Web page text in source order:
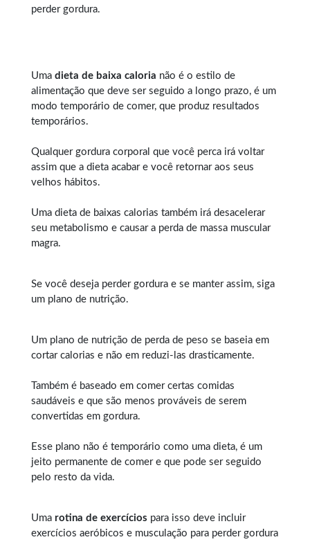
perder gordura.
Uma dieta de baixa caloria não é o estilo de
alimentação que deve ser seguido a longo prazo, é um
modo temporário de comer, que produz resultados
temporários.
Qualquer gordura corporal que você perca irá voltar
assim que a dieta acabar e você retornar aos seus
velhos hábitos.
Uma dieta de baixas calorias também irá desacelerar
seu metabolismo e causar a perda de massa muscular
magra.
Se você deseja perder gordura e se manter assim, siga
um plano de nutrição.
Um plano de nutrição de perda de peso se baseia em
cortar calorias e não em reduzi-las drasticamente.
Também é baseado em comer certas comidas
saudáveis e que são menos prováveis de serem
convertidas em gordura.
Esse plano não é temporário como uma dieta, é um
jeito permanente de comer e que pode ser seguido
pelo resto da vida.
Uma rotina de exercícios para isso deve incluir
exercícios aeróbicos e musculação para perder gordura